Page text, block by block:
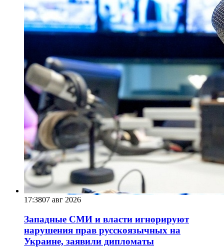
17:3807 авг 2026
Западные СМИ и власти игнорируют
нарушения прав русскоязычных на
Украине, заявили дипломаты